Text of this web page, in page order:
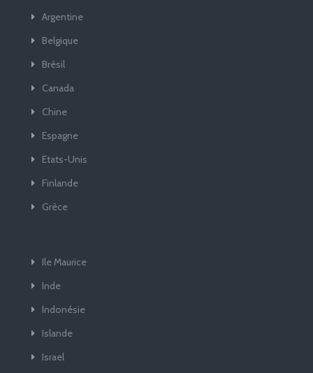
Argentine
Belgique
Brésil
Canada
Chine
Espagne
Etats-Unis
Finlande
Grèce
Ile Maurice
Inde
Indonésie
Islande
Israel